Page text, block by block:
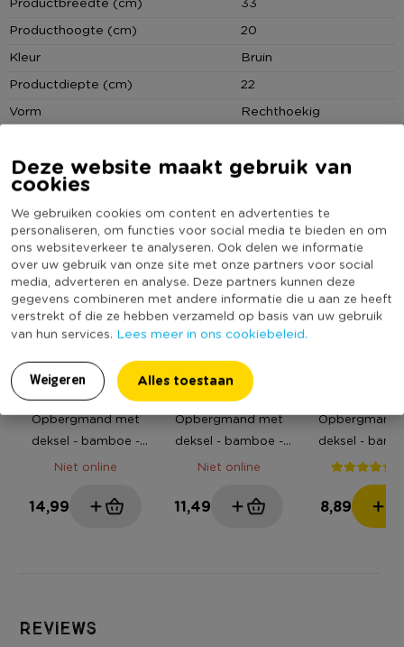
Deze website maakt gebruik van
cookies
We gebruiken cookies om content en advertenties te
personaliseren, om functies voor social media te bieden en om
ons websiteverkeer te analyseren. Ook delen we informatie
over uw gebruik van onze site met onze partners voor social
media, adverteren en analyse. Deze partners kunnen deze
gegevens combineren met andere informatie die u aan ze heeft
verstrekt of die ze hebben verzameld op basis van uw gebruik
van hun services. Lees meer in ons cookiebeleid.
Weigeren Alles toestaan
Daarnaast zijn er nog vijf andere maten verkrijgbaar.
• Opbergkistje van bamboe
• Met handgrepen
Producthoogte (cm)
20
Kleur
Bruin
Productdiepte (cm)
22
Vorm
Rechthoekig
Duurzaamheidsscore
MEER UIT DEZE SERIE
Opbergmand met
deksel - bamboe -
30x41x24 cm
Niet online
14,99
Opbergmand met
deksel - bamboe -
26x37x22 cm
Niet online
11,49
Opbergmand
deksel -
19x28.5x18
8,89
Reviews